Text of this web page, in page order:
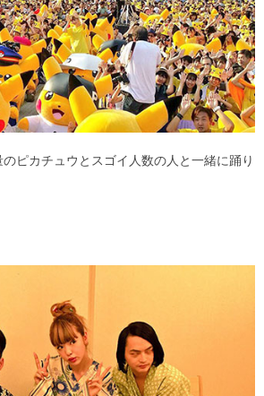
ピカチュウとスゴイ人数の人と一緒に踊り